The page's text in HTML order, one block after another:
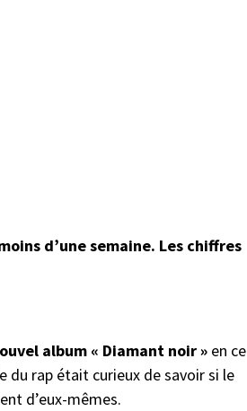
d’une semaine. Les chiffres
album « Diamant noir » en ce
du rap était curieux de savoir si le
d’eux-mêmes.